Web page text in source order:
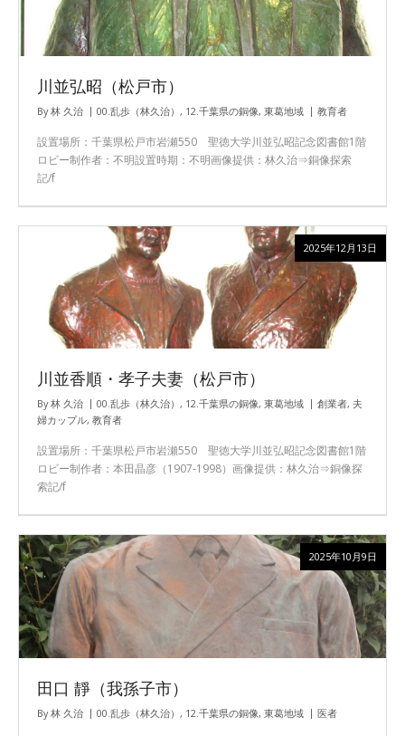
川並弘昭（松戸市）
By林 久治 00.乱歩（林久治） , 12.千葉県の銅像, 東葛地域 教育者
設置場所：千葉県松戸市岩瀬550 聖徳大学川並弘昭記念図書館1階
ロビー制作者：不明設置時期：不明画像提供：林久治⇒銅像探索
記/f
川並香順・孝子夫妻（松戸市）
By林 久治 00.乱歩（林久治） , 12.千葉県の銅像, 東葛地域 創業者, 夫
婦カップル, 教育者
設置場所：千葉県松戸市岩瀬550 聖徳大学川並弘昭記念図書館1階
ロビー制作者：本田晶彦（1907-1998）画像提供：林久治⇒銅像探
索記/f
2025年12月13日
田口 靜（我孫子市）
By林 久治 00.乱歩（林久治） , 12.千葉県の銅像, 東葛地域 医者
2025年10月9日